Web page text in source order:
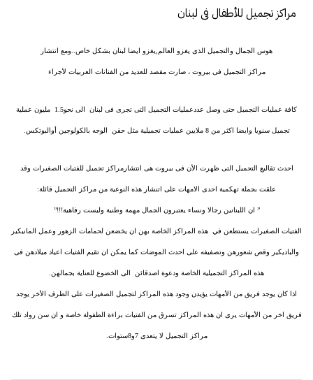
مراكز تجميل للأطفال فى لبنان
هوس الجمال والتجميل الذى يغزو العالم,يغزو ايضا لبنان بشكل خاص..ومع انتشار
مراكز التجميل فى بيروت ، صارت مقصد للعديد من الفنانات العربيات لأجراء
كافة عمليات التجميل حتى وصل عدد عمليات التجميل التى تجرى فى لبنان الى نحو1.5 مليون عملية
تجميل سنويا وايضا اكثر من 8 ملايين عمليات تجميلية مثل حقن الوجه بالكولوجين أوالبوتكس.
احدث تقاليع التجميل التى ظهرت الأن فى بيروت هى انتشارمراكز تجميل للفتيات الصغيرات وقد
علقت بجملة تهكمية احدى الامهات على اتنشار هذه النوعية من مراكز التجميل قائلة:
” ان اللبنانين رجالا ونساء يعتبرون الجمال مهمة وطنية وليست رفاهية!!!”
الفتيات الصغيرات يستطعن في هذه المراكز الخاصة بهن ان يخضعن لحمامات الزهور وعمل المانيكير
والباديكير وقص شعورهن وتصفيفه على احدث الموضات كما يمكن ان تقيم الفتيات اعياد ميلادهن فى
هذه المراكز التجميلية الخاصة ودعوة اصدقائن الى الخضوع للعناية بجمالهن.
اذا كان يوجد فريق من الأمهات يؤيدن وجود هذه المراكز لتجميل الصغيرات على الطرف الأخر يوجد
فريق اخر من الأمهات يرى ان هذه المراكز تسرق من الفتيات براءة الطفولة خاصة و ان سن رواد تلك
مراكز التجميل لا يتعدى 7و8ستوات.